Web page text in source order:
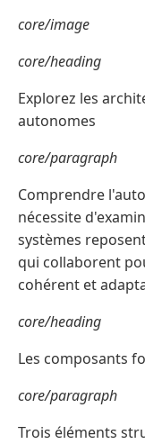
core/image
core/heading
Explorez les
autonomes
core/paragraph
Comprendre
nécessite
systèmes
qui collaborent
cohérent et
core/heading
Les composants
core/paragraph
Trois éléments